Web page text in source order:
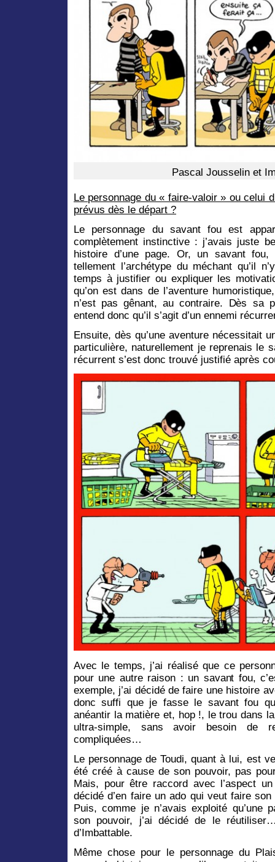
Pascal Jousselin et
Le personnage du « faire-valoir » ou celui
prévus dès le départ ?
Le personnage du savant fou est
complètement instinctive : j’avais juste
histoire d’une page. Or, un savant fou,
tellement l’archétype du méchant qu’il
temps à justifier ou expliquer les
qu’on est dans de l’aventure
n’est pas gênant, au contraire. Dès sa
entend donc qu’il s’agit d’un ennemi
Ensuite, dès qu’une aventure nécessitait
particulière, naturellement je reprenais le
récurrent s’est donc trouvé justifié après
Avec le temps, j’ai réalisé que ce
pour une autre raison : un savant fou,
exemple, j’ai décidé de faire une histoire
donc suffi que je fasse le savant fou
anéantir la matière et, hop !, le trou dans
ultra-simple, sans avoir besoin de
compliquées…
Le personnage de Toudi, quant à lui, est
été créé à cause de son pouvoir, pas
Mais, pour être raccord avec l’aspect
décidé d’en faire un ado qui veut faire
Puis, comme je n’avais exploité qu’une
son pouvoir, j’ai décidé de le
d’Imbattable.
Même chose pour le personnage du